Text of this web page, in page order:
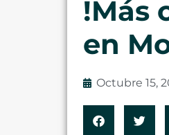
!Más
en
Octubre 15,